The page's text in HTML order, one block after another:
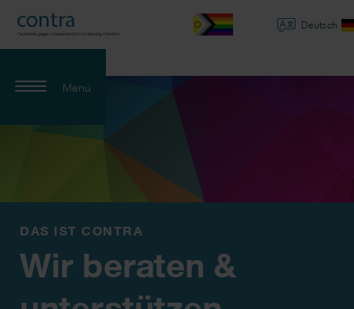
Deutsch
Menü
DAS IST CONTRA
Wir beraten &